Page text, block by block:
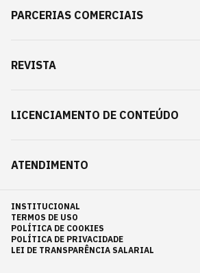
PARCERIAS COMERCIAIS
REVISTA
LICENCIAMENTO DE CONTEÚDO
ATENDIMENTO
INSTITUCIONAL
TERMOS DE USO
POLÍTICA DE COOKIES
POLÍTICA DE PRIVACIDADE
LEI DE TRANSPARÊNCIA SALARIAL